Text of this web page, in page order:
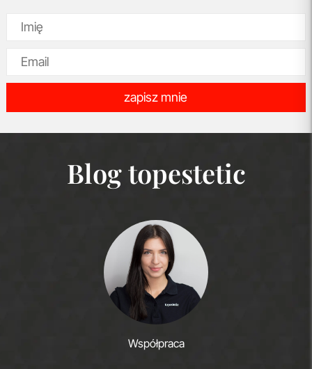
zapisz mnie
Blog topestetic
Współpraca